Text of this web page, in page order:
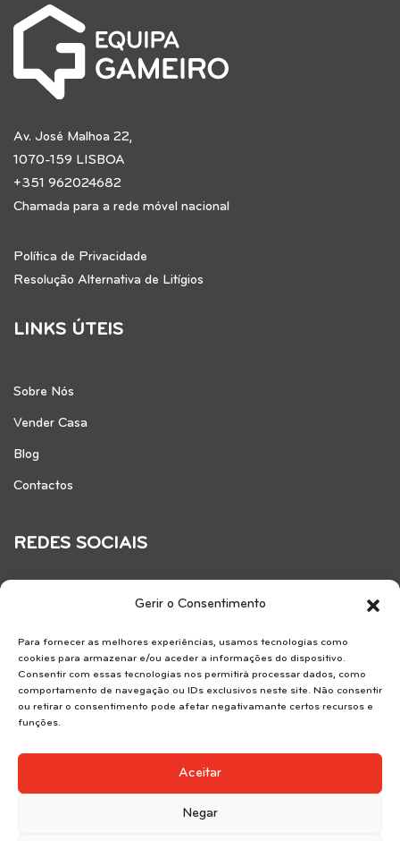
Gerir o Consentimento
Para fornecer as melhores experiências, usamos tecnologias como
cookies para armazenar e/ou aceder a informações do dispositivo.
Consentir com essas tecnologias nos permitirá processar dados, como
comportamento de navegação ou IDs exclusivos neste site. Não consentir
ou retirar o consentimento pode afetar negativamante certos recursos e
funções.
Aceitar
Negar
Av. José Malhoa 22,
1070-159 LISBOA
+351 962024682
Chamada para a rede móvel nacional
Política de Privacidade
Resolução Alternativa de Litígios
LINKS ÚTEIS
Sobre Nós
Vender Casa
Blog
Contactos
REDES SOCIAIS